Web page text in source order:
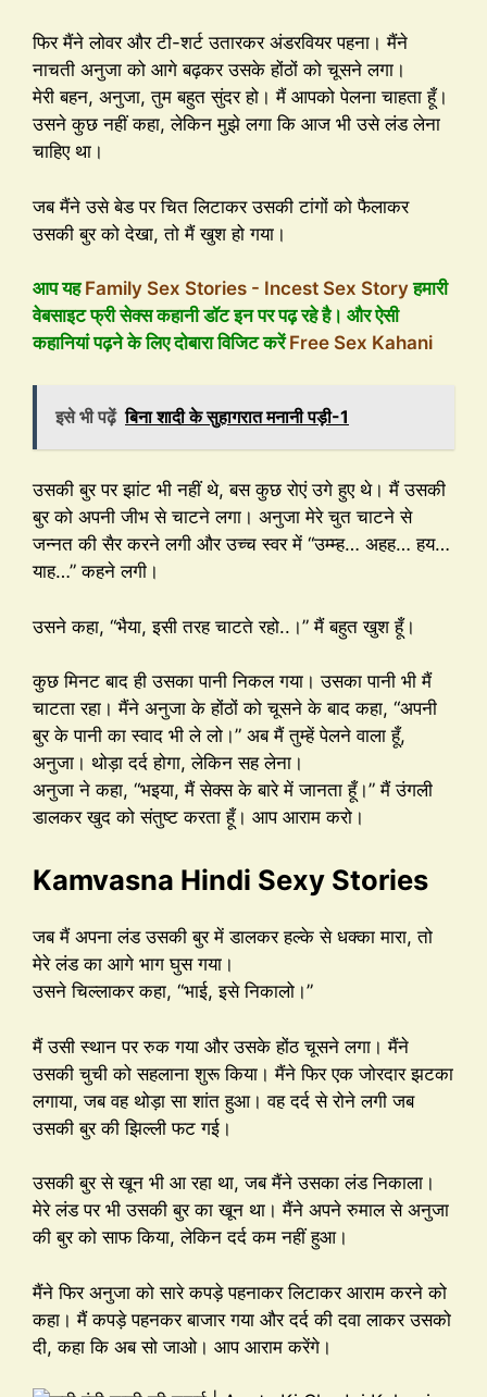
फिर मैंने लोवर और टी-शर्ट उतारकर अंडरवियर पहना। मैंने
नाचती अनुजा को आगे बढ़कर उसके होंठों को चूसने लगा।
मेरी बहन, अनुजा, तुम बहुत सुंदर हो। मैं आपको पेलना चाहता हूँ।
उसने कुछ नहीं कहा, लेकिन मुझे लगा कि आज भी उसे लंड लेना
चाहिए था।
जब मैंने उसे बेड पर चित लिटाकर उसकी टांगों को फैलाकर
उसकी बुर को देखा, तो मैं खुश हो गया।
आप यहFamily Sex Stories - Incest Sex Storyहमारी
वेबसाइट फ्री सेक्स कहानी डॉट इन पर पढ़ रहे है। और ऐसी
कहानियां पढ़ने के लिए दोबारा विजिट करेंFree Sex Kahani
इसे भी पढ़ें बिना शादी के सुहागरात मनानी पड़ी-1
उसकी बुर पर झांट भी नहीं थे, बस कुछ रोएं उगे हुए थे। मैं उसकी
बुर को अपनी जीभ से चाटने लगा। अनुजा मेरे चुत चाटने से
जन्नत की सैर करने लगी और उच्च स्वर में “उम्म्ह… अहह… हय…
याह…” कहने लगी।
उसने कहा, “भैया, इसी तरह चाटते रहो..।” मैं बहुत खुश हूँ।
कुछ मिनट बाद ही उसका पानी निकल गया। उसका पानी भी मैं
चाटता रहा। मैंने अनुजा के होंठों को चूसने के बाद कहा, “अपनी
बुर के पानी का स्वाद भी ले लो।” अब मैं तुम्हें पेलने वाला हूँ,
अनुजा। थोड़ा दर्द होगा, लेकिन सह लेना।
अनुजा ने कहा, “भइया, मैं सेक्स के बारे में जानता हूँ।” मैं उंगली
डालकर खुद को संतुष्ट करता हूँ। आप आराम करो।
Kamvasna Hindi Sexy Stories
जब मैं अपना लंड उसकी बुर में डालकर हल्के से धक्का मारा, तो
मेरे लंड का आगे भाग घुस गया।
उसने चिल्लाकर कहा, “भाई, इसे निकालो।”
मैं उसी स्थान पर रुक गया और उसके होंठ चूसने लगा। मैंने
उसकी चुची को सहलाना शुरू किया। मैंने फिर एक जोरदार झटका
लगाया, जब वह थोड़ा सा शांत हुआ। वह दर्द से रोने लगी जब
उसकी बुर की झिल्ली फट गई।
उसकी बुर से खून भी आ रहा था, जब मैंने उसका लंड निकाला।
मेरे लंड पर भी उसकी बुर का खून था। मैंने अपने रुमाल से अनुजा
की बुर को साफ किया, लेकिन दर्द कम नहीं हुआ।
मैंने फिर अनुजा को सारे कपड़े पहनाकर लिटाकर आराम करने को
कहा। मैं कपड़े पहनकर बाजार गया और दर्द की दवा लाकर उसको
दी, कहा कि अब सो जाओ। आप आराम करेंगे।